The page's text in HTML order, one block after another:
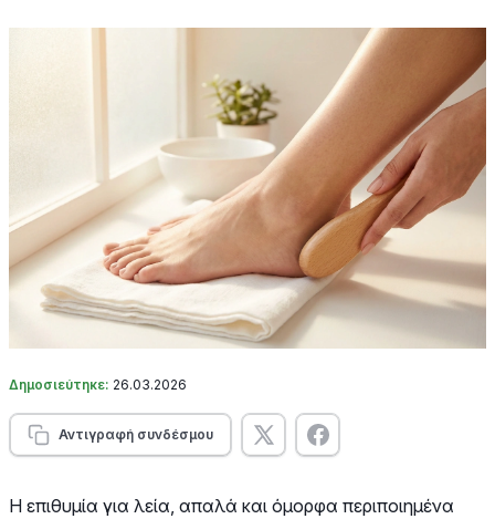
Δημοσιεύτηκε: 26.03.2026
Αντιγραφή συνδέσμου
Η επιθυμία για λεία, απαλά και όμορφα περιποιημένα